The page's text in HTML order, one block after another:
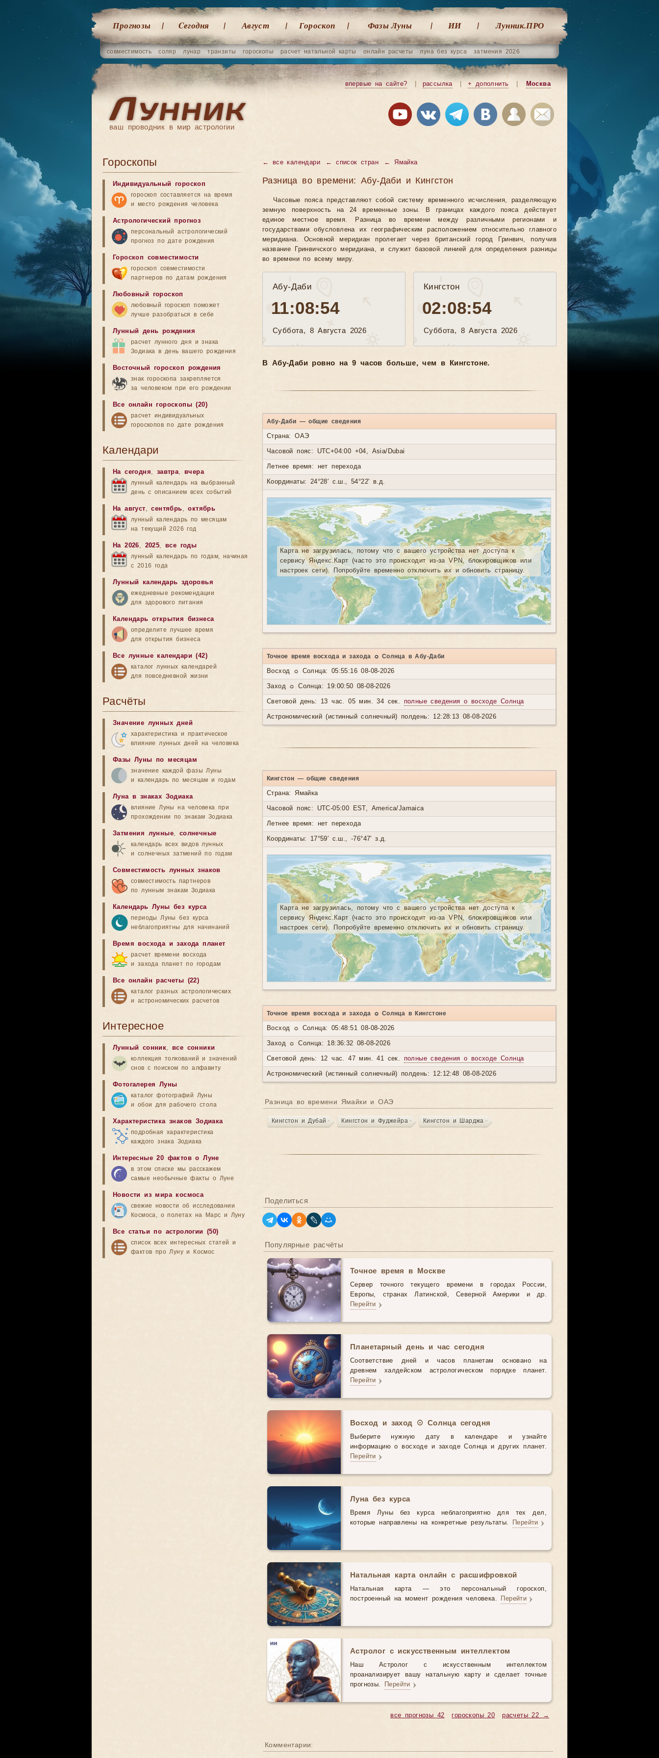
Прогнозы Cегодня Август Гороскоп Фазы Луны ИИ Лунник.ПРО
совместимость соляр лунар транзиты гороскопы расчет натальной карты онлайн расчеты луна без курса затмения 2026
ваш проводник в мир астрологии
впервые на сайте? рассылка + дополнить Москва
← все календари ←список стран ←Ямайка
Разница во времени: Абу-Даби и Кингстон
Часовые пояса представляют собой систему временного исчисления, разделяющую
земную поверхность на 24 временные зоны. В границах каждого пояса действует
единое местное время. Разница во времени между различными регионами и
государствами обусловлена их географическим расположением относительно главного
меридиана. Основной меридиан пролегает через британский город Гринвич, получив
название Гринвичского меридиана, и служит базовой линией для определения разницы
во времени по всему миру.
Абу-Даби
11:08:57
Суббота, 8 Августа 2026
Кингстон
02:08:57
Суббота, 8 Августа 2026
В Абу-Даби ровно на 9 часов больше, чем в Кингстоне.
Абу-Даби — общие сведения
Страна: ОАЭ
Часовой пояс: UTC+04:00 +04, Asia/Dubai
Летнее время: нет перехода
Координаты: 24°28′ с.ш., 54°22′ в.д.
Карта не загрузилась, потому что с вашего устройства нет доступа к
сервису Яндекс.Карт (часто это происходит из-за VPN, блокировщиков или
настроек сети). Попробуйте временно отключить их и обновить страницу.
Точное время восхода и захода ☼ Солнца в Абу-Даби
Восход ☼ Солнца: 05:55:16 08-08-2026
Заход ☼ Солнца: 19:00:50 08-08-2026
Световой день: 13 час. 05 мин. 34 сек. полные сведения о восходе Солнца
Астрономический (истинный солнечный) полдень: 12:28:13 08-08-2026
Кингстон — общие сведения
Страна: Ямайка
Часовой пояс: UTC-05:00 EST, America/Jamaica
Летнее время: нет перехода
Координаты: 17°59′ с.ш., -76°47′ з.д.
Карта не загрузилась, потому что с вашего устройства нет доступа к
сервису Яндекс.Карт (часто это происходит из-за VPN, блокировщиков или
настроек сети). Попробуйте временно отключить их и обновить страницу.
Точное время восхода и захода ☼ Солнца в Кингстоне
Восход ☼ Солнца: 05:48:51 08-08-2026
Заход ☼ Солнца: 18:36:32 08-08-2026
Световой день: 12 час. 47 мин. 41 сек. полные сведения о восходе Солнца
Астрономический (истинный солнечный) полдень: 12:12:48 08-08-2026
Разница во времени Ямайки и ОАЭ
Кингстон и Дубай Кингстон и Фуджейра Кингстон и Шарджа
Поделиться
Популярные расчёты
Точное время в Москве
Сервер точного текущего времени в городах России,
Европы, странах Латинской, Северной Америки и др.
Перейти
Планетарный день и час сегодня
Соответствие дней и часов планетам основано на
древнем халдейском астрологическом порядке планет.
Перейти
Восход и заход ☉ Солнца сегодня
Выберите нужную дату в календаре и узнайте
информацию о восходе и заходе Солнца и других планет.
Перейти
Луна без курса
Время Луны без курса неблагоприятно для тех дел,
которые направлены на конкретные результаты. Перейти
Натальная карта онлайн с расшифровкой
Натальная карта — это персональный гороскоп,
построенный на момент рождения человека. Перейти
Астролог с искусственным интеллектом
Наш Астролог с искусственным интеллектом
проанализирует вашу натальную карту и сделает точные
прогнозы. Перейти
расчеты 22 →
гороскопы 20
все прогнозы 42
Комментарии:
Гороскопы
Индивидуальный гороскоп
гороскоп составляется на время
и место рождения человека
Астрологический прогноз
персональный астрологический
прогноз по дате рождения
Гороскоп совместимости
гороскоп совместимости
партнеров по датам рождения
Любовный гороскоп
любовный гороскоп поможет
лучше разобраться в себе
Лунный день рождения
расчет лунного дня и знака
Зодиака в день вашего рождения
Восточный гороскоп рождения
знак гороскопа закрепляется
за человеком при его рождении
Все онлайн гороскопы (20)
расчет индивидуальных
гороскопов по дате рождения
Календари
На сегодня, завтра,вчера
лунный календарь на выбранный
день с описанием всех событий
На август,сентябрь,октябрь
лунный календарь по месяцам
на текущий 2026 год
На 2026, 2025,все годы
лунный календарь по годам, начиная
с 2016 года
Лунный календарь здоровья
ежедневные рекомендации
для здорового питания
Календарь открытия бизнеса
определите лучшее время
для открытия бизнеса
Все лунные календари (42)
каталог лунных календарей
для повседневной жизни
Расчёты
Значение лунных дней
характеристика и практическое
влияние лунных дней на человека
Фазы Луны по месяцам
значение каждой фазы Луны
и календарь по месяцам и годам
Луна в знаках Зодиака
влияние Луны на человека при
прохождении по знакам Зодиака
Затмения лунные, солнечные
календарь всех видов лунных
и солнечных затмений по годам
Совместимость лунных знаков
совместимость партнеров
по лунным знакам Зодиака
Календарь Луны без курса
периоды Луны без курса
неблагоприятны для начинаний
Время восхода и захода планет
расчет времени восхода
и захода планет по городам
Все онлайн расчеты (22)
каталог разных астрологических
и астрономических расчетов
Интересное
Лунный сонник, все сонники
коллекция толкований и значений
снов с поиском по алфавиту
Фотогалерея Луны
каталог фотографий Луны
и обои для рабочего стола
Характеристика знаков Зодиака
подробная характеристика
каждого знака Зодиака
Интересные 20 фактов о Луне
в этом списке мы расскажем
самые необычные факты о Луне
Новости из мира космоса
свежие новости об исследовании
Космоса, о полетах на Марс и Луну
Все статьи по астрологии (50)
список всех интересных статей и
фактов про Луну и Космос